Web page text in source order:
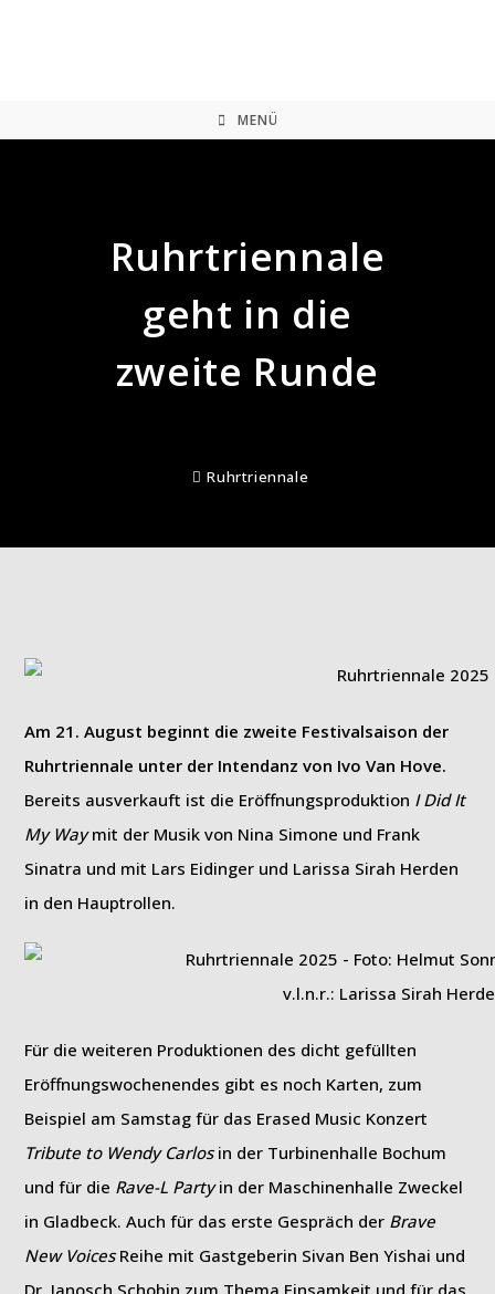
MENÜ
Ruhrtriennale
geht in die
zweite Runde
Ruhrtriennale
Am 21. August beginnt die zweite Festivalsaison der
Ruhrtriennale unter der Intendanz von Ivo Van Hove.
Bereits ausverkauft ist die Eröffnungsproduktion I Did It
My Waymit der Musik von Nina Simone und Frank
Sinatra und mit Lars Eidinger und Larissa Sirah Herden
in den Hauptrollen.
v.l.n.r.: Larissa Sirah
Für die weiteren Produktionen des dicht gefüllten
Eröffnungswochenendes gibt es noch Karten, zum
Beispiel am Samstag für das Erased Music Konzert
Tribute to Wendy Carlosin der Turbinenhalle Bochum
und für die Rave-L Partyin der Maschinenhalle Zweckel
in Gladbeck. Auch für das erste Gespräch der Brave
New VoicesReihe mit Gastgeberin Sivan Ben Yishai und
Dr. Janosch Schobin zum Thema Einsamkeit und für das